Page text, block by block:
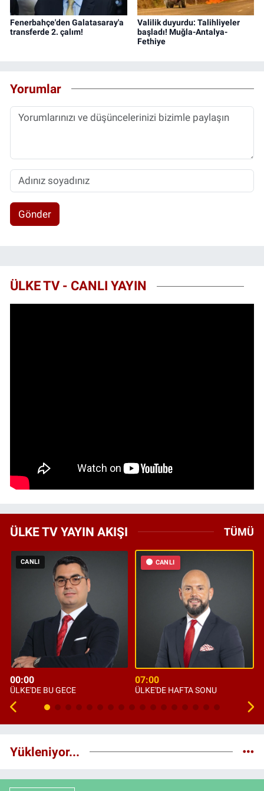
Fenerbahçe'den Galatasaray'a
transferde 2. çalım!
Valilik duyurdu: Talihliyeler
başladı! Muğla-Antalya-
Fethiye
Yorumlar
Gönder
ÜLKE TV - CANLI YAYIN
ÜLKE TV YAYIN AKIŞI TÜMÜ
CANLI
00:00
ÜLKE'DE BU GECE
CANLI
07:00
ÜLKE'DE HAFTA SONU
Yükleniyor...